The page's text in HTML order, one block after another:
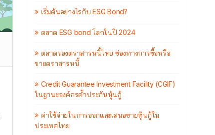
เริ่มต้นอย่างไรกับ ESG Bond?
ตลาด ESG bond โลกในปี 2024
ตลาดรองตราสารหนี้ไทย ช่องทางการซื้อหรือ
ขายตราสารหนี้
Credit Guarantee Investment Facility (CGIF)
ในฐานะองค์กรค้ำประกันหุ้นกู้
ค่าใช้จ่ายในการออกและเสนอขายหุ้นกู้ใน
ประเทศไทย